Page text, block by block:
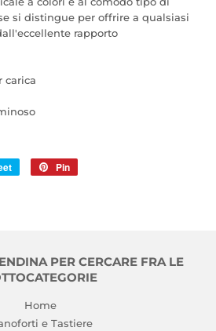
si distingue per offrire a qualsiasi
rapporto
carica
Twitta
Pin
PER CERCARE FRA LE
Home
e Tastiere